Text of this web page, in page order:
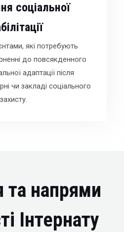
соціальної
які потребують
до повсякденного
адаптації після
чи закладі соціального
захисту.
та напрями
Інтернату